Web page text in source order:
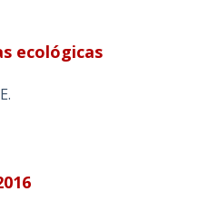
ecológicas